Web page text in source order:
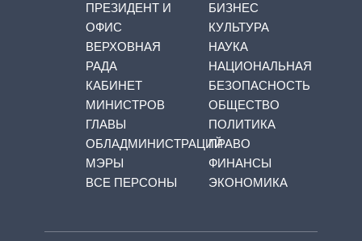
ПРЕЗИДЕНТ И
ОФИС
ВЕРХОВНАЯ
РАДА
КАБИНЕТ
МИНИСТРОВ
ГЛАВЫ
ОБЛАДМИНИСТРАЦИЙ
МЭРЫ
ВСЕ ПЕРСОНЫ
БИЗНЕС
КУЛЬТУРА
НАУКА
НАЦИОНАЛЬНАЯ
БЕЗОПАСНОСТЬ
ОБЩЕСТВО
ПОЛИТИКА
ПРАВО
ФИНАНСЫ
ЭКОНОМИКА